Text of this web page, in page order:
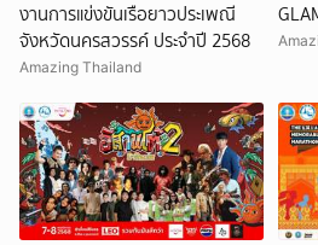
งานการแข่งขันเรือยาวประเพณี
จังหวัดนครสวรรค์ ประจำปี 2568
Amazing Thailand